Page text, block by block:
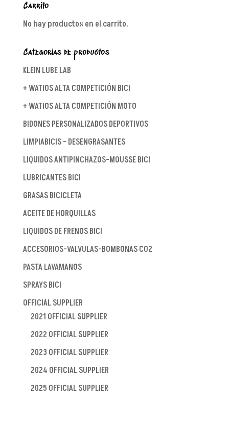
Carrito
No hay productos en el carrito.
Categorías de productos
KLEIN LUBE LAB
+ WATIOS ALTA COMPETICIÓN BICI
+ WATIOS ALTA COMPETICIÓN MOTO
BIDONES PERSONALIZADOS DEPORTIVOS
LIMPIABICIS - DESENGRASANTES
LIQUIDOS ANTIPINCHAZOS-MOUSSE BICI
LUBRICANTES BICI
GRASAS BICICLETA
ACEITE DE HORQUILLAS
LIQUIDOS DE FRENOS BICI
ACCESORIOS-VALVULAS-BOMBONAS CO2
PASTA LAVAMANOS
SPRAYS BICI
OFFICIAL SUPPLIER
2021 OFFICIAL SUPPLIER
2022 OFFICIAL SUPPLIER
2023 OFFICIAL SUPPLIER
2024 OFFICIAL SUPPLIER
2025 OFFICIAL SUPPLIER